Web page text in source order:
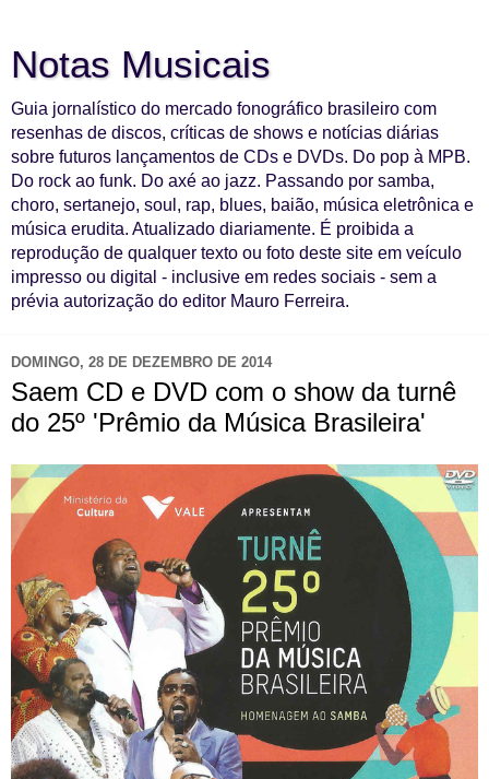
Notas Musicais
Guia jornalístico do mercado fonográfico brasileiro com
resenhas de discos, críticas de shows e notícias diárias
sobre futuros lançamentos de CDs e DVDs. Do pop à MPB.
Do rock ao funk. Do axé ao jazz. Passando por samba,
choro, sertanejo, soul, rap, blues, baião, música eletrônica e
música erudita. Atualizado diariamente. É proibida a
reprodução de qualquer texto ou foto deste site em veículo
impresso ou digital - inclusive em redes sociais - sem a
prévia autorização do editor Mauro Ferreira.
DOMINGO, 28 DE DEZEMBRO DE 2014
Saem CD e DVD com o show da turnê
do 25º 'Prêmio da Música Brasileira'